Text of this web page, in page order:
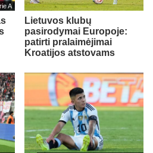
A
Lietuvos klubų
pasirodymai Europoje:
patirti pralaimėjimai
Kroatijos atstovams